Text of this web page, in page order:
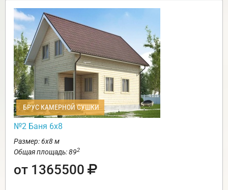
БРУС КАМЕРНОЙ СУШКИ
№2 Баня 6х8
Размер: 6х8 м
Общая площадь: 892
от 1365500